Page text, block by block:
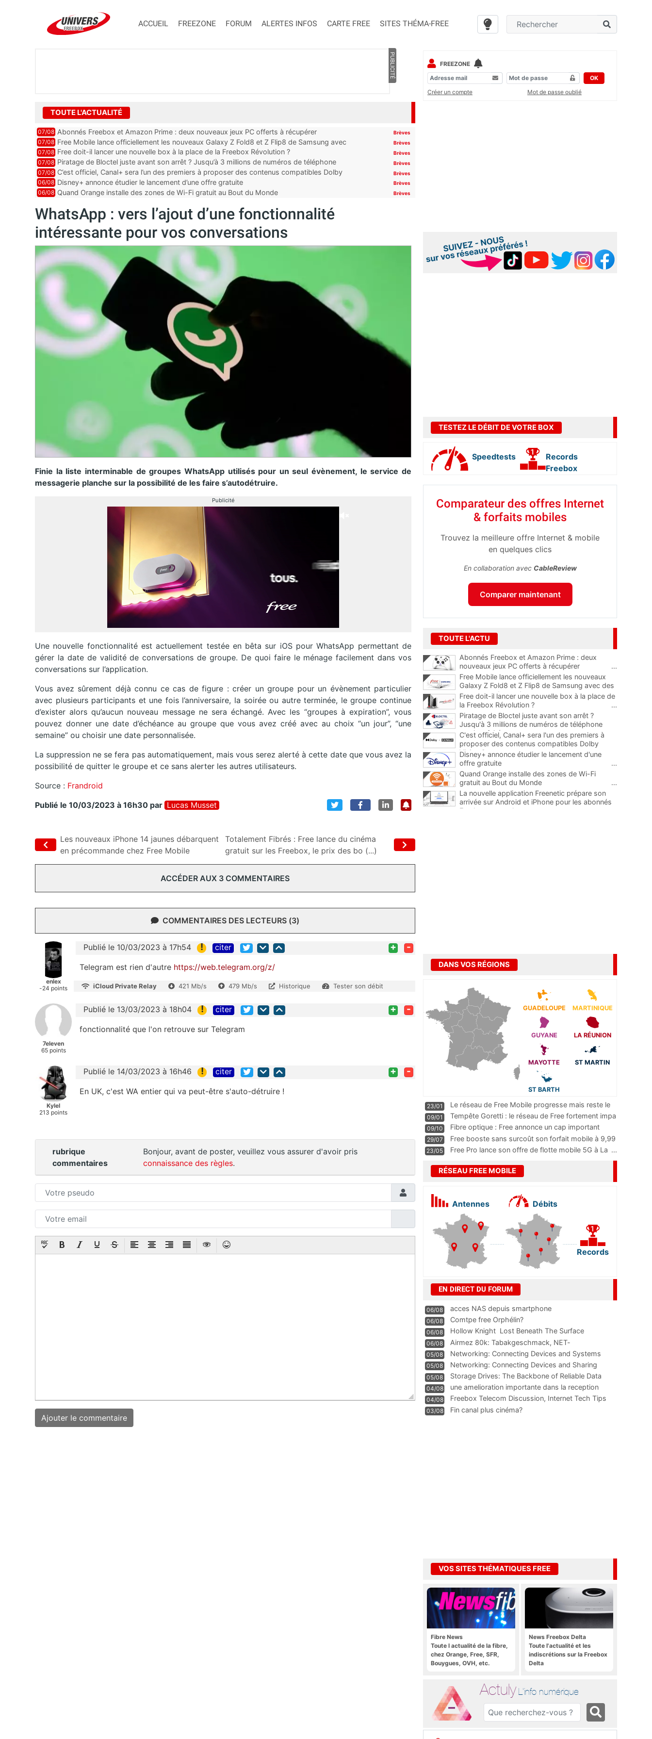
ACCUEIL FREEZONE FORUM ALERTES INFOS CARTE FREE SITES THÉMA-FREE
PUBLICITÉ
TOUTE L'ACTUALITÉ
07/08 Abonnés Freebox et Amazon Prime : deux nouveaux jeux PC offerts à récupérer Brèves
07/08 Free Mobile lance officiellement les nouveaux Galaxy Z Fold8 et Z Flip8 de Samsung avec
des promos et des cadeaux
Brèves
07/08 Free doit-il lancer une nouvelle box à la place de la Freebox Révolution ? Brèves
07/08 Piratage de Bloctel juste avant son arrêt ? Jusqu’à 3 millions de numéros de téléphone
auraient fuité
Brèves
07/08 C’est officiel, Canal+ sera l’un des premiers à proposer des contenus compatibles Dolby
Vision 2
Brèves
06/08 Disney+ annonce étudier le lancement d’une offre gratuite Brèves
06/08 Quand Orange installe des zones de Wi-Fi gratuit au Bout du Monde Brèves
WhatsApp : vers l’ajout d’une fonctionnalité
intéressante pour vos conversations
Finie la liste interminable de groupes WhatsApp utilisés pour un seul évènement, le service de
messagerie planche sur la possibilité de les faire s’autodétruire.
Publicité
Une nouvelle fonctionnalité est actuellement testée en bêta sur iOS pour WhatsApp permettant de
gérer la date de validité de conversations de groupe. De quoi faire le ménage facilement dans vos
conversations sur l’application.
Vous avez sûrement déjà connu ce cas de figure : créer un groupe pour un évènement particulier
avec plusieurs participants et une fois l’anniversaire, la soirée ou autre terminée, le groupe continue
d’exister alors qu’aucun nouveau message ne sera échangé. Avec les “groupes à expiration”, vous
pouvez donner une date d’échéance au groupe que vous avez créé avec au choix “un jour”, “une
semaine” ou choisir une date personnalisée.
La suppression ne se fera pas automatiquement, mais vous serez alerté à cette date que vous avez la
possibilité de quitter le groupe et ce sans alerter les autres utilisateurs.
Source : Frandroid
Publié le 10/03/2023 à 16h30 par Lucas Musset
Les nouveaux iPhone 14 jaunes débarquent
en précommande chez Free Mobile
Totalement Fibrés : Free lance du cinéma
gratuit sur les Freebox, le prix des bo (...)
ACCÉDER AUX 3 COMMENTAIRES
COMMENTAIRES DES LECTEURS (3)
enlex
-24 points
Publié le 10/03/2023 à 17h54 ! citer + -
Telegram est rien d'autre https://web.telegram.org/z/
iCloud Private Relay 421 Mb/s 479 Mb/s Historique Tester son débit
7eleven
65 points
Publié le 13/03/2023 à 18h04 ! citer + -
fonctionnalité que l'on retrouve sur Telegram
Kylel
213 points
Publié le 14/03/2023 à 16h46 ! citer + -
En UK, c'est WA entier qui va peut-être s'auto-détruire !
rubrique
commentaires
Bonjour, avant de poster, veuillez vous assurer d'avoir pris
connaissance des règles.
FREEZONE
OK
Créer un compte
Mot de passe oublié
TESTEZ LE DÉBIT DE VOTRE BOX
Speedtests
Records
Freebox
Comparateur des offres Internet
& forfaits mobiles
Trouvez la meilleure offre Internet & mobile
en quelques clics
En collaboration avec CableReview
Comparer maintenant
TOUTE L'ACTU
Abonnés Freebox et Amazon Prime : deux
nouveaux jeux PC offerts à récupérer
...
Free Mobile lance officiellement les nouveaux
Galaxy Z Fold8 et Z Flip8 de Samsung avec des
promos et des cadeaux
...
Free doit-il lancer une nouvelle box à la place de
la Freebox Révolution ?
...
Piratage de Bloctel juste avant son arrêt ?
Jusqu'à 3 millions de numéros de téléphone
auraient fuité
C'est officiel, Canal+ sera l'un des premiers à
proposer des contenus compatibles Dolby
Vision 2
Disney+ annonce étudier le lancement d'une
offre gratuite
...
Quand Orange installe des zones de Wi-Fi
gratuit au Bout du Monde
...
La nouvelle application Freenetic prépare son
arrivée sur Android et iPhone pour les abonnés
Freebox, testez la
DANS VOS RÉGIONS
GUADELOUPE MARTINIQUE
GUYANE LA RÉUNION
MAYOTTE ST MARTIN
ST BARTH
23/01
Le réseau de Free Mobile progresse mais reste le
m
...
09/01
Tempête Goretti : le réseau de Free fortement impa
09/10
Fibre optique : Free annonce un cap important
pass
...
29/07
Free booste sans surcoût son forfait mobile à 9,99
23/05 Free Pro lance son offre de flotte mobile 5G à La ...
RÉSEAU FREE MOBILE
Antennes Débits
Records
EN DIRECT DU FORUM
06/08 acces NAS depuis smartphone
06/08 Comtpe free Orphélin?
06/08 Hollow Knight  Lost Beneath The Surface
06/08
Airmez 80k: Tabakgeschmack, NET-
Technologie und Leistung im
05/08 Networking: Connecting Devices and Systems
05/08
Networking: Connecting Devices and Sharing
Information
05/08
Storage Drives: The Backbone of Reliable Data
Management
04/08
une amelioration importante dans la reception
WIFI
04/08
Freebox Telecom Discussion, Internet Tech Tips
Communi
03/08 Fin canal plus cinéma?
VOS SITES THÉMATIQUES FREE
Fibre News
Toute l actualité de la fibre,
chez Orange, Free, SFR,
Bouygues, OVH, etc.
News Freebox Delta
Toute l'actualité et les
indiscrétions sur la Freebox
Delta
Actuly L'info numérique